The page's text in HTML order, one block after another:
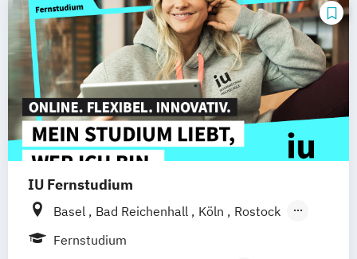
IU Fernstudium
Basel Bad Reichenhall Köln
Rostock
Freiburg
Fernstudium